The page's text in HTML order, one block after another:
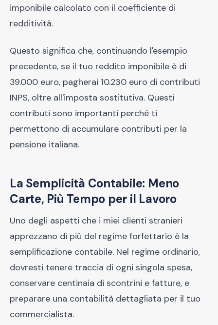
imponibile calcolato con il coefficiente di
redditività.
Questo significa che, continuando l'esempio
precedente, se il tuo reddito imponibile è di
39.000 euro, pagherai 10.230 euro di contributi
INPS, oltre all'imposta sostitutiva. Questi
contributi sono importanti perché ti
permettono di accumulare contributi per la
pensione italiana.
La Semplicità Contabile: Meno
Carte, Più Tempo per il Lavoro
Uno degli aspetti che i miei clienti stranieri
apprezzano di più del regime forfettario è la
semplificazione contabile. Nel regime ordinario,
dovresti tenere traccia di ogni singola spesa,
conservare centinaia di scontrini e fatture, e
preparare una contabilità dettagliata per il tuo
commercialista.